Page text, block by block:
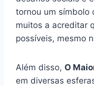
tornou um símbolo
muitos a acreditar
possíveis, mesmo
Além disso, O
em diversas